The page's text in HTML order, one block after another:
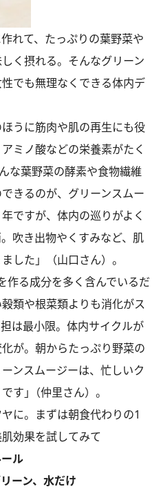
れて、たっぷりの葉野菜や
く摂れる。そんなグリーン
でも無理なくできる体内デ
うに筋肉や肌の再生にも役
ミノ酸などの栄養素がたく
な葉野菜の酵素や食物繊維
きるのが、グリーンスムー
ですが、体内の巡りがよく
吹き出物やくすみなど、肌
した」（山口さん）。
作る成分を多く含んでいるだ
類や根菜類よりも消化がス
は最小限。体内サイクルが
が。朝からたっぷり野菜の
ンスムージーは、忙しいク
す｣（仲里さん）。
に。まずは朝食代わりの1
効果を試してみて
ル
ーン、水だけ